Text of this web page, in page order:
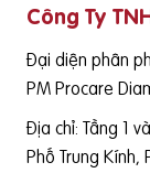
Công Ty
Đại diện phân
PM Procare
Địa chỉ: Tầng 1
Phố Trung Kính,